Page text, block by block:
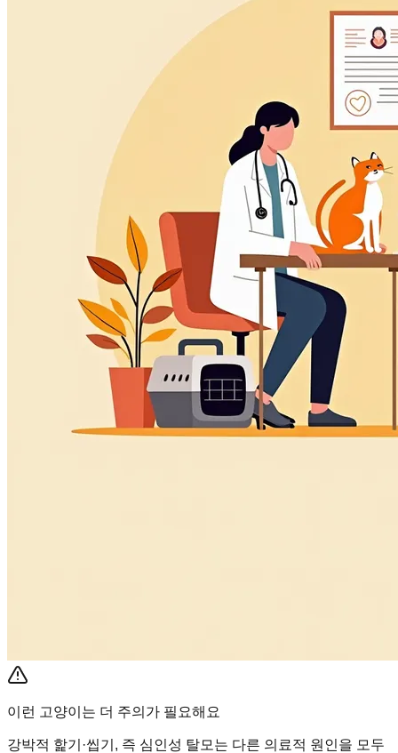
이런 고양이는 더 주의가 필요해요
강박적 핥기·씹기, 즉 심인성 탈모는 다른 의료적 원인을 모두